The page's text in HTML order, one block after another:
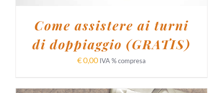
Come assistere ai turni
di doppiaggio (GRATIS)
€0,00 IVA % compresa